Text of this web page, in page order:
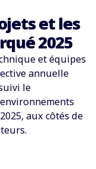
et les
2025
et équipes
annuelle
le
aux côtés de